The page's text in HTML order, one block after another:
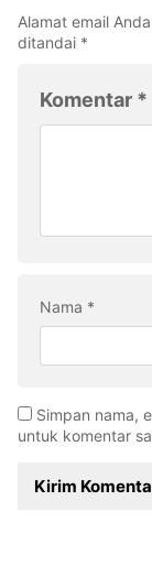
Alamat email
ditandai *
Komentar *
Nama *
Simpan nama,
untuk komentar